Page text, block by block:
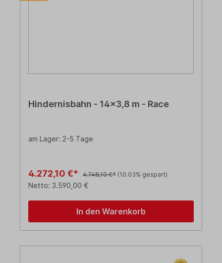
Hindernisbahn - 14x3,8 m - Race
am Lager: 2-5 Tage
4.272,10 €* 4.748,10 €* (10.03% gespart)
Netto: 3.590,00 €
In den Warenkorb